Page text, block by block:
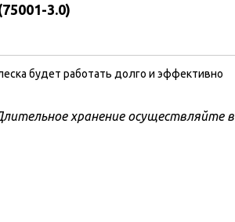
3.0)
будет работать долго и эффективно
хранение осуществляйте в